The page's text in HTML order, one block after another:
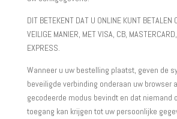
DIT BETEKENT DAT U ONLINE KUNT BETALEN
VEILIGE MANIER, MET VISA, CB,
EXPRESS.
Wanneer u uw bestelling plaatst, geven de
beveiligde verbinding onderaan uw browser
gecodeerde modus bevindt en dat niemand
toegang kan krijgen tot uw persoonlijke